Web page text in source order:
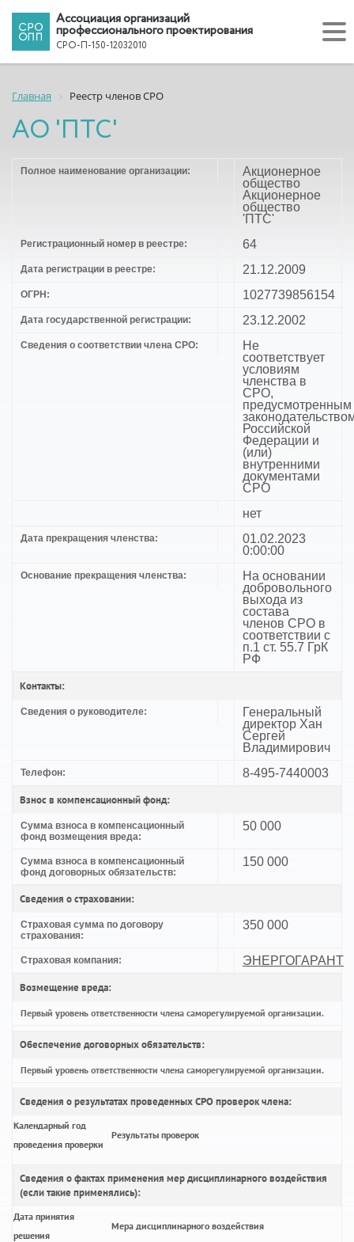
Ассоциация организаций
профессионального проектирования
СРО-П-150-12032010
Главная Реестр членов СРО
АО 'ПТС'
Полное наименование организации:
Акционерное
общество
Акционерное
общество
'ПТС'
Регистрационный номер в реестре: 64
Дата регистрации в реестре: 21.12.2009
ОГРН: 1027739856154
Дата государственной регистрации: 23.12.2002
Сведения о соответствии члена СРО:
Не
соответствует
условиям
членства в
СРО,
предусмотренным
Российской
Федерации и
(или)
внутренними
документами
СРО
нет
Дата прекращения членства:
01.02.2023
0:00:00
Основание прекращения членства:
На основании
добровольного
выхода из
состава
членов СРО в
соответствии с
п.1 ст. 55.7 ГрК
РФ
Контакты:
Сведения о руководителе:
Генеральный
директор Хан
Сергей
Владимирович
Телефон:
8-495-7440003
Взнос в компенсационный фонд:
Сумма взноса в компенсационный
фонд возмещения вреда:
50 000
Сумма взноса в компенсационный
фонд договорных обязательств:
150 000
Сведения о страховании:
Страховая сумма по договору
страхования:
350 000
Страховая компания:
ЭНЕРГОГАРАНТ
Возмещение вреда:
Первый уровень ответственности члена саморегулируемой организации.
Обеспечение договорных обязательств:
Первый уровень ответственности члена саморегулируемой организации.
Сведения о результатах проведенных СРО проверок члена:
Календарный год
проведения проверки
Результаты проверок
Сведения о фактах применения мер дисциплинарного воздействия
(если такие применялись):
Дата принятия
решения
Мера дисциплинарного воздействия